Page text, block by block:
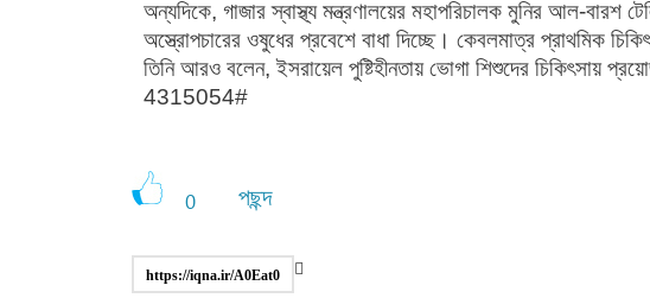
অন্যদিকে, গাজার স্বাস্থ্য মন্ত্রণালয়ের মহাপরিচালক মুনির আল-বারশ
অস্ত্রোপচারের ওষুধের প্রবেশে বাধা দিচ্ছে। কেবলমাত্র প্রাথমিক
তিনি আরও বলেন, ইসরায়েল পুষ্টিহীনতায় ভোগা শিশুদের চিকিৎসায়
4315054#
0 পছন্দ
https://iqna.ir/A0Eat0